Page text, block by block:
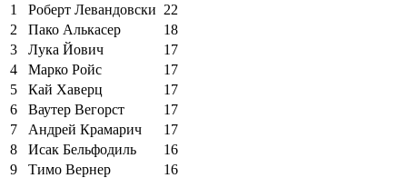
1
Роберт Левандовски 22
2
Пако Алькасер
18
3
Лука Йович
17
4
Марко Ройс
17
5
Кай Хаверц
17
6
Ваутер Вегорст
17
7
Андрей Крамарич
17
8
Исак Бельфодиль
16
9
Тимо Вернер
16